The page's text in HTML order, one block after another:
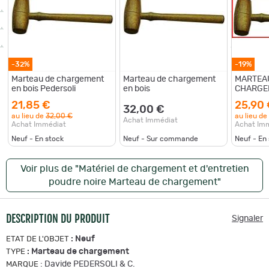
-32%
Marteau de chargement
en bois Pedersoli
21,85 €
au lieu de 32,00 €
Achat Immédiat
Neuf - En stock
Marteau de chargement
en bois
32,00 €
Achat Immédiat
Neuf - Sur commande
-19%
25,90
au lieu de
Achat
Neuf - En
Voir plus de "Matériel de chargement et d'entretien
poudre noire Marteau de chargement"
DESCRIPTION DU PRODUIT Signaler
ETAT DE L'OBJET : Neuf
TYPE : Marteau de chargement
MARQUE : Davide PEDERSOLI & C.